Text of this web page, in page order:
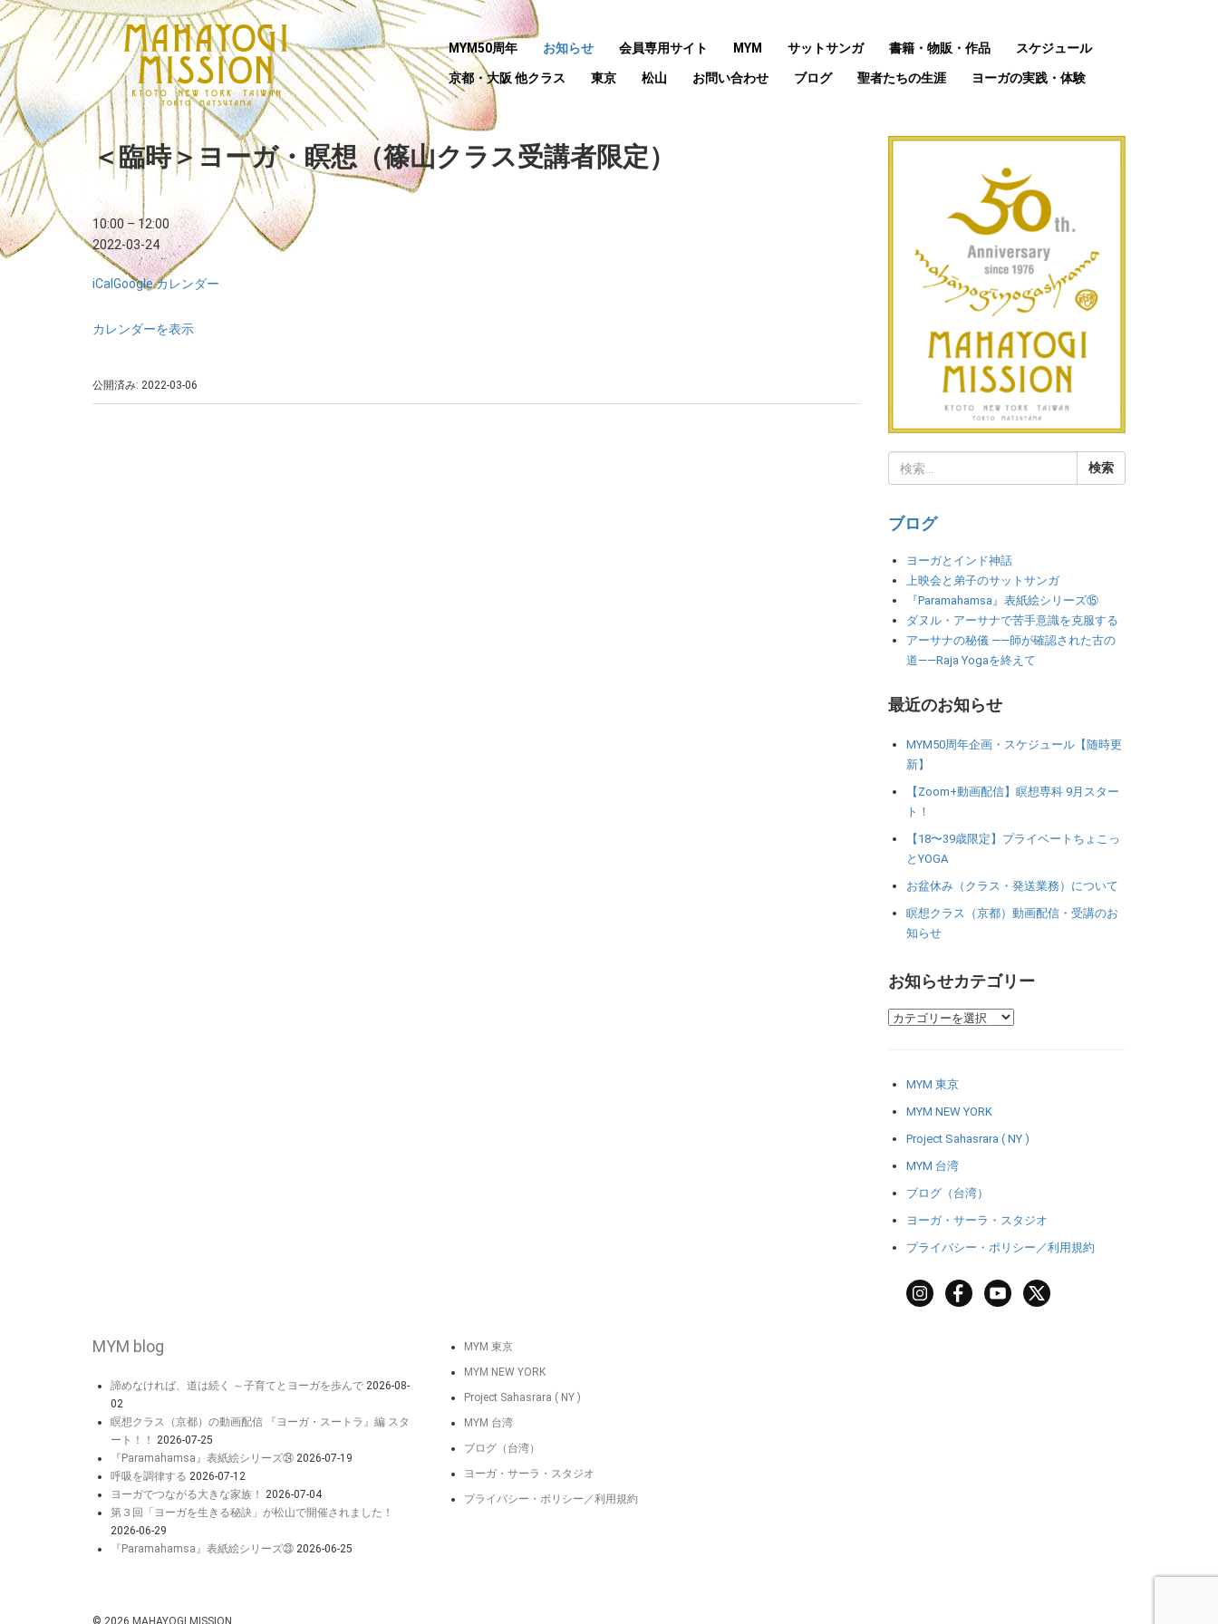
MYM50周年 お知らせ 会員専用サイト MYM サットサンガ 書籍・物販・作品 スケジュール
京都・大阪 他クラス 東京 松山 お問い合わせ ブログ 聖者たちの生涯 ヨーガの実践・体験
＜臨時＞ヨーガ・瞑想（篠山クラス受講者限定）
10:00 – 12:00
2022-03-24
iCal Google カレンダー
カレンダーを表示
公開済み: 2022-03-06
ブログ
ヨーガとインド神話
上映会と弟子のサットサンガ
『Paramahamsa』表紙絵シリーズ⑮
ダヌル・アーサナで苦手意識を克服する
アーサナの秘儀 ――師が確認された古の
道――Raja Yogaを終えて
最近のお知らせ
MYM50周年企画・スケジュール【随時更
新】
【Zoom+動画配信】瞑想専科 9月スター
ト！
【18〜39歳限定】プライベートちょこっ
とYOGA
お盆休み（クラス・発送業務）について
瞑想クラス（京都）動画配信・受講のお
知らせ
お知らせカテゴリー
MYM 東京
MYM NEW YORK
Project Sahasrara ( NY )
MYM 台湾
ブログ（台湾）
ヨーガ・サーラ・スタジオ
プライバシー・ポリシー／利用規約
MYM blog
諦めなければ、道は続く ～子育てとヨーガを歩んで 2026-08-
02
瞑想クラス（京都）の動画配信 『ヨーガ・スートラ』編 スタ
ート！！
2026-07-25
『Paramahamsa』表紙絵シリーズ㉔ 2026-07-19
呼吸を調律する 2026-07-12
ヨーガでつながる大きな家族！
2026-07-04
第３回「ヨーガを生きる秘訣」が松山で開催されました！
2026-06-29
『Paramahamsa』表紙絵シリーズ㉓ 2026-06-25
MYM 東京
MYM NEW YORK
Project Sahasrara ( NY )
MYM 台湾
ブログ（台湾）
ヨーガ・サーラ・スタジオ
プライバシー・ポリシー／利用規約
© 2026 MAHAYOGI MISSION